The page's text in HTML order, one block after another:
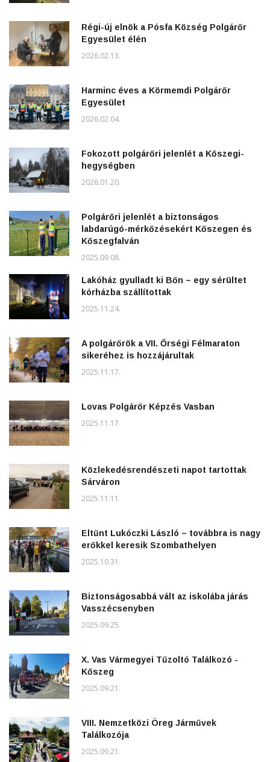
Régi-új elnök a Pósfa Község Polgárőr
Egyesület élén
2026.02.13.
Harminc éves a Körmemdi Polgárőr
Egyesület
2026.02.04.
Fokozott polgárőri jelenlét a Kőszegi-
hegységben
2026.01.20.
Polgárőri jelenlét a biztonságos
labdarúgó-mérkőzésekért Kőszegen és
Kőszegfalván
2025.09.08.
Lakóház gyulladt ki Bőn – egy sérültet
kórházba szállítottak
2025.11.24.
A polgárőrök a VII. Őrségi Félmaraton
sikeréhez is hozzájárultak
2025.11.17.
Lovas Polgárőr Képzés Vasban
2025.11.17.
Közlekedésrendészeti napot tartottak
Sárváron
2025.11.11.
Eltűnt Lukóczki László – továbbra is nagy
erőkkel keresik Szombathelyen
2025.10.31.
Biztonságosabbá vált az iskolába járás
Vasszécsenyben
2025.09.25.
X. Vas Vármegyei Tűzoltó Találkozó -
Kőszeg
2025.09.21.
VIII. Nemzetközi Öreg Járművek
Találkozója
2025.09.21.